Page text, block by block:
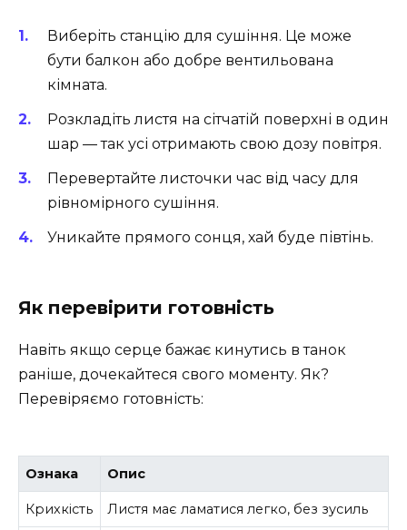
Виберіть станцію для сушіння. Це може
бути балкон або добре вентильована
кімната.
Розкладіть листя на сітчатій поверхні в один
шар — так усі отримають свою дозу повітря.
Перевертайте листочки час від часу для
рівномірного сушіння.
Уникайте прямого сонця, хай буде півтінь.
Як перевірити готовність
Навіть якщо серце бажає кинутись в танок
раніше, дочекайтеся свого моменту. Як?
Перевіряємо готовність:
Ознака Опис
Крихкість Листя має ламатися легко, без зусиль